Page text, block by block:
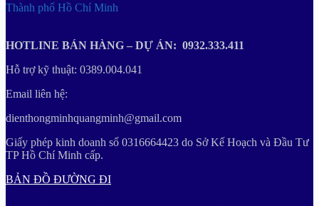
Thành phố Hồ Chí Minh
HOTLINE BÁN HÀNG – DỰ ÁN: 0932.333.411
Hỗ trợ kỹ thuật: 0389.004.041
Email liên hệ:
dienthongminhquangminh@gmail.com
Giấy phép kinh doanh số 0316664423 do Sở Kế Hoạch và Đầu Tư
TP Hồ Chí Minh cấp.
BẢN ĐỒ ĐƯỜNG ĐI